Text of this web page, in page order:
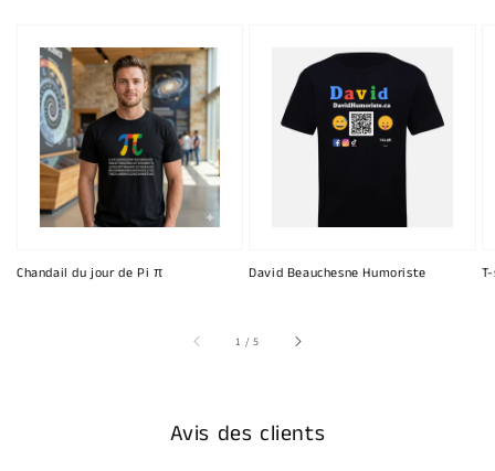
Chandail du jour de Pi π David Beauchesne Humoriste
1 /sur
5
Avis des clients